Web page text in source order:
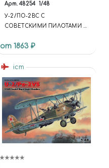
Арт. 48254 1/48
У-2/ПО-2ВС С
СОВЕТСКИМИ ПИЛОТАМИ И
от 1863 ₽
icm